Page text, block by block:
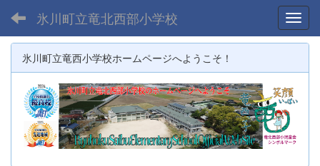
氷川町立竜北西部小学校
氷川町立竜西小学校ホームページへようこそ！